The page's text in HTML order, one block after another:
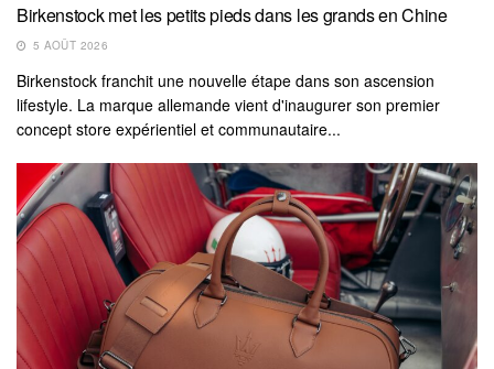
Birkenstock met les petits pieds dans les grands en Chine
5 AOÛT 2026
Birkenstock franchit une nouvelle étape dans son ascension
lifestyle. La marque allemande vient d'inaugurer son premier
concept store expérientiel et communautaire...